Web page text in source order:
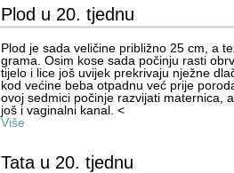
Plod u 20. tjednu
Plod je sada veličine približno 25 cm, a
grama. Osim kose sada počinju rasti
tijelo i lice još uvijek prekrivaju nježne
kod većine beba otpadnu već prije
ovoj sedmici počinje razvijati maternica,
još i vaginalni kanal. <
Više
Tata u 20. tjednu